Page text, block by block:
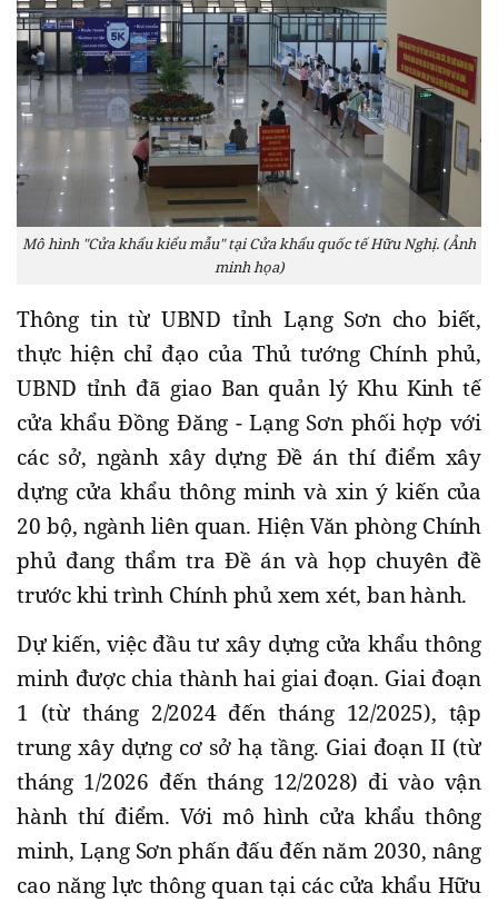
Mô hình "Cửa khẩu kiểu mẫu" tại Cửa khẩu quốc tế Hữu Nghị. (Ảnh
minh họa)
Thông tin từ UBND tỉnh Lạng Sơn cho biết,
thực hiện chỉ đạo của Thủ tướng Chính phủ,
UBND tỉnh đã giao Ban quản lý Khu Kinh tế
cửa khẩu Đồng Đăng - Lạng Sơn phối hợp với
các sở, ngành xây dựng Đề án thí điểm xây
dựng cửa khẩu thông minh và xin ý kiến của
20 bộ, ngành liên quan. Hiện Văn phòng Chính
phủ đang thẩm tra Đề án và họp chuyên đề
trước khi trình Chính phủ xem xét, ban hành.
Dự kiến, việc đầu tư xây dựng cửa khẩu thông
minh được chia thành hai giai đoạn. Giai đoạn
1 (từ tháng 2/2024 đến tháng 12/2025), tập
trung xây dựng cơ sở hạ tầng. Giai đoạn II (từ
tháng 1/2026 đến tháng 12/2028) đi vào vận
hành thí điểm. Với mô hình cửa khẩu thông
minh, Lạng Sơn phấn đấu đến năm 2030, nâng
cao năng lực thông quan tại các cửa khẩu Hữu